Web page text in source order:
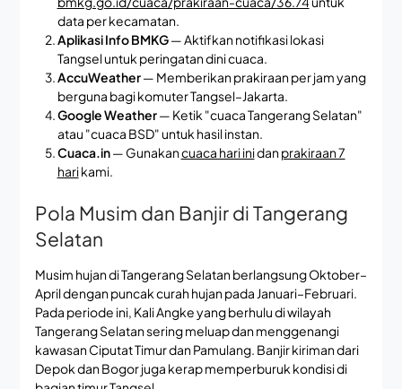
data per kecamatan.
Aplikasi Info BMKG— Aktifkan notifikasi lokasi
Tangsel untuk peringatan dini cuaca.
AccuWeather— Memberikan prakiraan per jam yang
berguna bagi komuter Tangsel–Jakarta.
Google Weather— Ketik "cuaca Tangerang Selatan"
atau "cuaca BSD" untuk hasil instan.
Cuaca.in— Gunakancuaca hari inidanprakiraan 7
harikami.
Pola Musim dan Banjir di Tangerang
Selatan
Musim hujan di Tangerang Selatan berlangsung Oktober–
April dengan puncak curah hujan pada Januari–Februari.
Pada periode ini, Kali Angke yang berhulu di wilayah
Tangerang Selatan sering meluap dan menggenangi
kawasan Ciputat Timur dan Pamulang. Banjir kiriman dari
Depok dan Bogor juga kerap memperburuk kondisi di